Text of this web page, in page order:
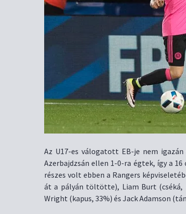
Az U17-es válogatott EB-je nem
Azerbajdzsán ellen 1-0-ra égtek, így a
részes volt ebben a Rangers
át a pályán töltötte), Liam Burt (cséká,
Wright (kapus, 33%) és Jack Adamson